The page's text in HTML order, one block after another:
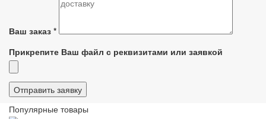
Ваш заказ *
Прикрепите Ваш файл с реквизитами или заявкой
Популярные товары